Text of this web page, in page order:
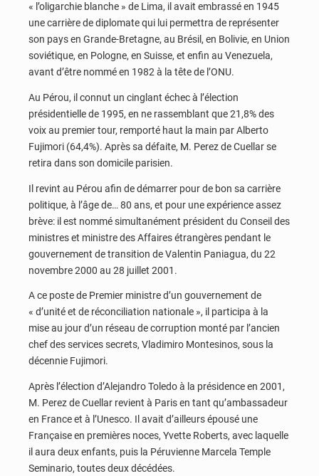
« l’oligarchie blanche » de Lima, il avait embrassé en 1945
une carrière de diplomate qui lui permettra de représenter
son pays en Grande-Bretagne, au Brésil, en Bolivie, en Union
soviétique, en Pologne, en Suisse, et enfin au Venezuela,
avant d’être nommé en 1982 à la tête de l’ONU.
Au Pérou, il connut un cinglant échec à l’élection
présidentielle de 1995, en ne rassemblant que 21,8% des
voix au premier tour, remporté haut la main par Alberto
Fujimori (64,4%). Après sa défaite, M. Perez de Cuellar se
retira dans son domicile parisien.
Il revint au Pérou afin de démarrer pour de bon sa carrière
politique, à l’âge de… 80 ans, et pour une expérience assez
brève: il est nommé simultanément président du Conseil des
ministres et ministre des Affaires étrangères pendant le
gouvernement de transition de Valentin Paniagua, du 22
novembre 2000 au 28 juillet 2001.
A ce poste de Premier ministre d’un gouvernement de
« d’unité et de réconciliation nationale », il participa à la
mise au jour d’un réseau de corruption monté par l’ancien
chef des services secrets, Vladimiro Montesinos, sous la
décennie Fujimori.
Après l’élection d’Alejandro Toledo à la présidence en 2001,
M. Perez de Cuellar revient à Paris en tant qu’ambassadeur
en France et à l’Unesco. Il avait d’ailleurs épousé une
Française en premières noces, Yvette Roberts, avec laquelle
il aura deux enfants, puis la Péruvienne Marcela Temple
Seminario, toutes deux décédées.